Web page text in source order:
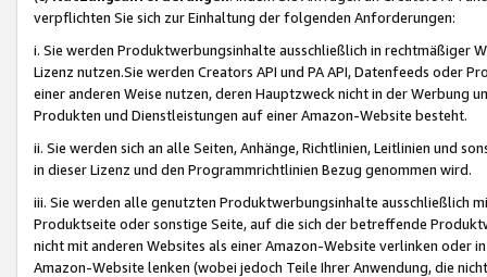
verpflichten Sie sich zur Einhaltung der folgenden Anforderungen:
i. Sie werden Produktwerbungsinhalte ausschließlich in rechtmäßiger
Lizenz nutzen.Sie werden Creators API und PA API, Datenfeeds oder
einer anderen Weise nutzen, deren Hauptzweck nicht in der Werbung
Produkten und Dienstleistungen auf einer Amazon-Website besteht.
ii. Sie werden sich an alle Seiten, Anhänge, Richtlinien, Leitlinien und
in dieser Lizenz und den Programmrichtlinien Bezug genommen wird.
iii. Sie werden alle genutzten Produktwerbungsinhalte ausschließlich
Produktseite oder sonstige Seite, auf die sich der betreffende
nicht mit anderen Websites als einer Amazon-Website verlinken oder
Amazon-Website lenken (wobei jedoch Teile Ihrer Anwendung, die